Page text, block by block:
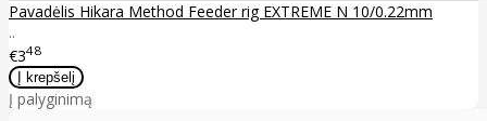
Pavadėlis Hikara Method Feeder rig EXTREME N 10/0.22mm
..
€348
Į palyginimą